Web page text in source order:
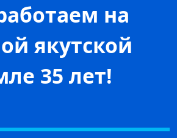
на
якутской
35 лет!